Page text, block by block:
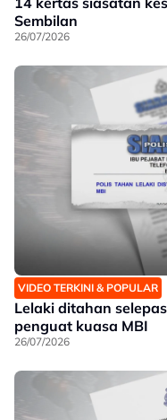
Sembilan
26/07/2026
VIDEO TERKINI & POPULAR
Lelaki ditahan
penguat kuasa MBI
26/07/2026